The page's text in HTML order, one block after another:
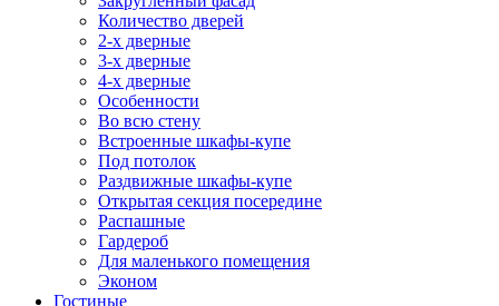
Количество дверей
2-х дверные
3-х дверные
4-х дверные
Особенности
Во всю стену
Встроенные шкафы-купе
Под потолок
Раздвижные шкафы-купе
Открытая секция посередине
Распашные
Гардероб
Для маленького помещения
Эконом
Гостиные